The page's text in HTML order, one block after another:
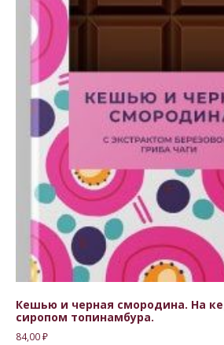
Кешью и черная смородина. На
сиропом топинамбура.
84,00₽